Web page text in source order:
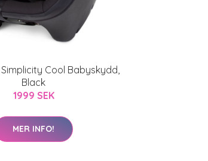
Cool Babyskydd,
Black
1999 SEK
MER INFO!